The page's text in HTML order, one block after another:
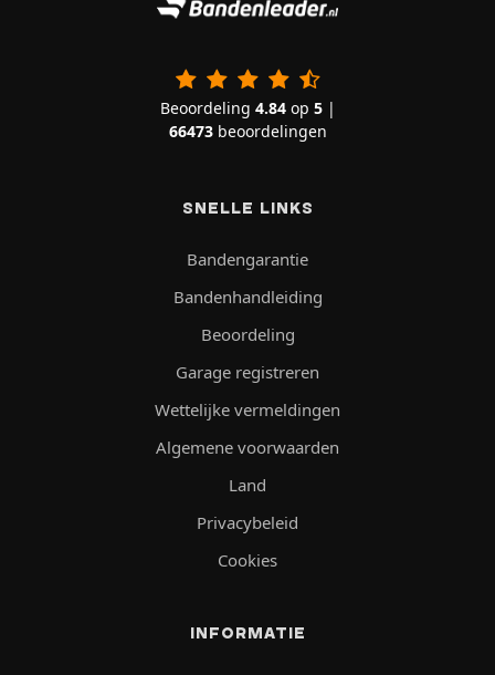
Beoordeling 4.84op 5|
66473beoordelingen
SNELLE LINKS
Bandengarantie
Bandenhandleiding
Beoordeling
Garage registreren
Wettelijke vermeldingen
Algemene voorwaarden
Land
Privacybeleid
Cookies
INFORMATIE